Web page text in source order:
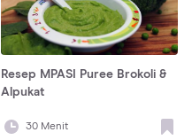
Resep MPASI Puree Brokoli &
Alpukat
30 Menit